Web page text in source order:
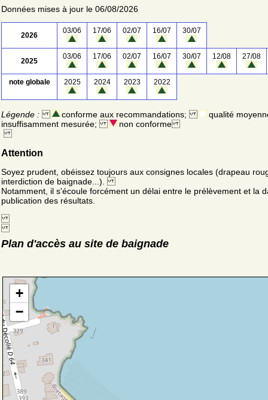
Données mises à jour le 06/08/2026
2026
03/06 17/06 02/07 16/07 30/07
2025
03/06 17/06 02/07 16/07 30/07 12/08 27/08
note globale 2025 2024 2023 2022
Légende : conforme aux recommandations;
qualité
insuffisamment mesurée;
non conforme
Attention
Soyez prudent, obéissez toujours aux consignes locales (drapeau
interdiction de baignade...).
Notamment, il s'écoule forcément un délai entre le prélèvement et la
publication des résultats.
Plan d'accès au site de baignade
+
−